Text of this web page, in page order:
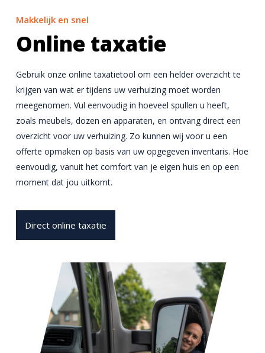
Makkelijk en snel
Online taxatie
Gebruik onze online taxatietool om een helder overzicht te
krijgen van wat er tijdens uw verhuizing moet worden
meegenomen. Vul eenvoudig in hoeveel spullen u heeft,
zoals meubels, dozen en apparaten, en ontvang direct een
overzicht voor uw verhuizing. Zo kunnen wij voor u een
offerte opmaken op basis van uw opgegeven inventaris. Hoe
eenvoudig, vanuit het comfort van je eigen huis en op een
moment dat jou uitkomt.
Direct online taxatie